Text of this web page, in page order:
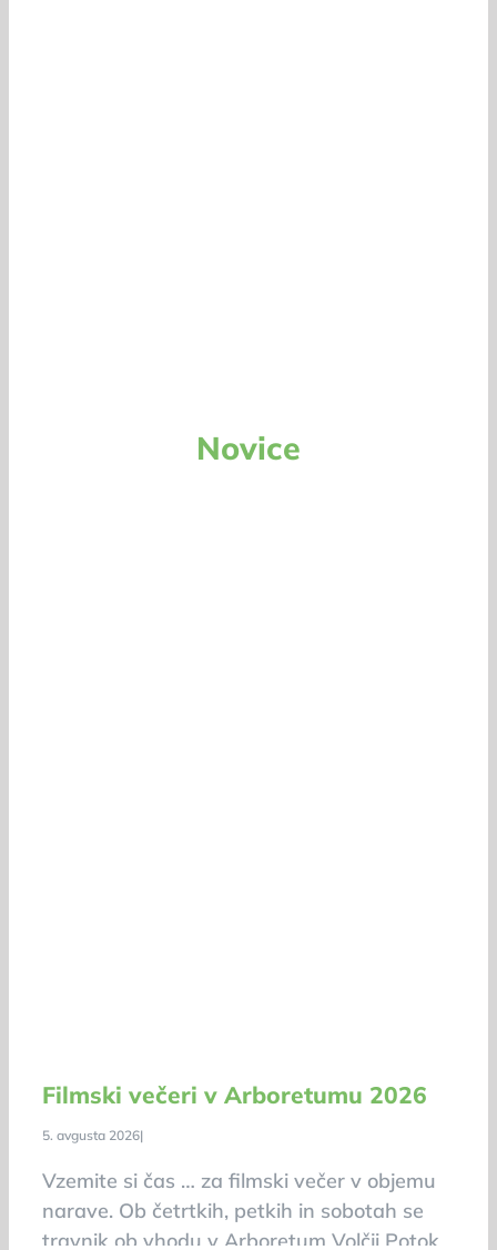
Novice
Filmski večeri v Arboretumu 2026
5. avgusta 2026|
Vzemite si čas … za filmski večer v objemu
narave. Ob četrtkih, petkih in sobotah se
travnik ob vhodu v Arboretum Volčji Potok